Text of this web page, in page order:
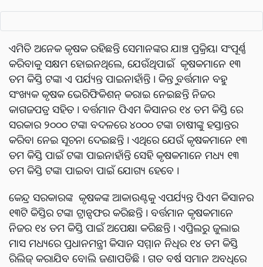
ଏମିତି ଅନେକ କୃଷକ ରହିଛନ୍ତି ସେମାନଙ୍କର ଯାଞ୍ଚ ପ୍ରକ୍ରିୟା ସଂପୂର୍ଣ୍ଣ
କରିବାକୁ ସକ୍ଷମ ହୋଇନଥିଲେ, ଯେଉଁଥିପାଇଁ କୃଷକମାନେ ୧୩
ତମ କିସ୍ତି ଟଙ୍କା ଏ ପର୍ଯ୍ୟନ୍ତ ପାଇନାହାଁନ୍ତି । କିନ୍ତୁ ବର୍ତ୍ତମାନ ବହୁ
ସଂଖ୍ୟକ କୃଷକ ଭେରିଫିକିଶନ୍ କରାଇ ନେଇଛନ୍ତି ନିଜର
କାଗଜପତ୍ର ସହିତ । ବର୍ତ୍ତମାନ ପିଏମ କିସାନର ୧୪ ତମ କିସ୍ତି ରେ
ସରକାର ୨୦୦୦ ଟଙ୍କା ବଦଳରେ ୪୦୦୦ ଟଙ୍କା ଚାଷୀଙ୍କୁ ହସ୍ତାନ୍ତର
କରିବା ନେଇ ସୂଚନା ଦେଇଛନ୍ତି । ଏଥିରେ ଯେଉଁ କୃଷକମାନେ ୧୩
ତମ କିସ୍ତି ପାଇଁ ଟଙ୍କା ପାଇନାହାଁନ୍ତି ସେହି କୃଷକମାନେ ମଧ୍ୟ ୧୩
ତମ କିସ୍ତି ଟଙ୍କା ପାଇବା ପାଇଁ ଯୋଗ୍ୟ ହେବେ ।
କେନ୍ଦ୍ର ସରକାରଙ୍କ କୃଷକଙ୍କ ଆକାଉଣ୍ଟକୁ ଏପର୍ଯ୍ୟନ୍ତ ପିଏମ କିସାନର
୧୩ଟି କିସ୍ତିର ଟଙ୍କା ଟ୍ରାନ୍ସଫର କରିଛନ୍ତି । ବର୍ତ୍ତମାନ କୃଷକମାନେ
ନିଜର ୧୪ ତମ କିସ୍ତି ପାଇଁ ଅପେକ୍ଷା କରିଛନ୍ତି । ଏପ୍ରିଲରୁ ଜୁଲାଇ
ମାସ ମଧ୍ୟରେ ପ୍ରଧାନମନ୍ତ୍ରୀ କିସାନ ସମ୍ମାନ ନିଧିର ୧୪ ତମ କିସ୍ତି
ରିଲିଜ୍ କରାଯିବ ବୋଲି ଜଣାପଡିଛି । ଗତ ବର୍ଷ ସମାନ ଅବଧିରେ